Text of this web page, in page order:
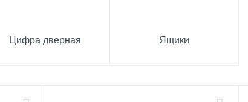
Цифра дверная Ящики